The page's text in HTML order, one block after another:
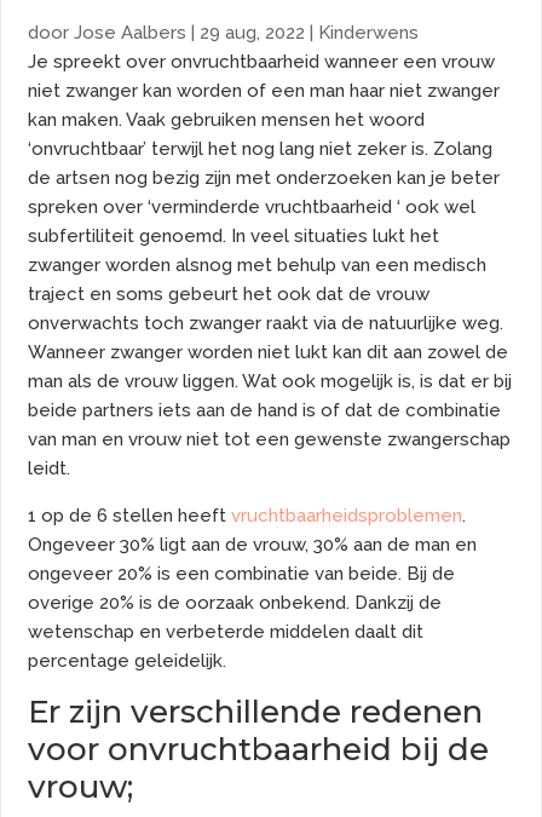
doorJose Aalbers | 29 aug, 2022 | Kinderwens
Je spreekt over onvruchtbaarheid wanneer een vrouw
niet zwanger kan worden of een man haar niet zwanger
kan maken. Vaak gebruiken mensen het woord
‘onvruchtbaar’ terwijl het nog lang niet zeker is. Zolang
de artsen nog bezig zijn met onderzoeken kan je beter
spreken over ‘verminderde vruchtbaarheid ‘ ook wel
subfertiliteit genoemd. In veel situaties lukt het
zwanger worden alsnog met behulp van een medisch
traject en soms gebeurt het ook dat de vrouw
onverwachts toch zwanger raakt via de natuurlijke weg.
Wanneer zwanger worden niet lukt kan dit aan zowel de
man als de vrouw liggen. Wat ook mogelijk is, is dat er bij
beide partners iets aan de hand is of dat de combinatie
van man en vrouw niet tot een gewenste zwangerschap
leidt.
1 op de 6 stellen heeftvruchtbaarheidsproblemen.
Ongeveer 30% ligt aan de vrouw, 30% aan de man en
ongeveer 20% is een combinatie van beide. Bij de
overige 20% is de oorzaak onbekend. Dankzij de
wetenschap en verbeterde middelen daalt dit
percentage geleidelijk.
Er zijn verschillende redenen
voor onvruchtbaarheid bij de
vrouw;